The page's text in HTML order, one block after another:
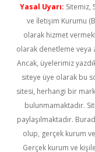
Yasal Uyarı: Sitemiz,
ve İletişim Kurumu
olarak hizmet
olarak denetleme veya
Ancak, üyelerimiz
siteye üye olarak bu
sitesi, herhangi bir
bulunmamaktadır.
paylaşılmaktadır.
olup, gerçek kurum
Gerçek kurum ve